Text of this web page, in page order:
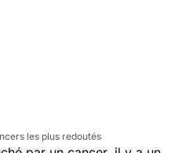
les plus redoutés